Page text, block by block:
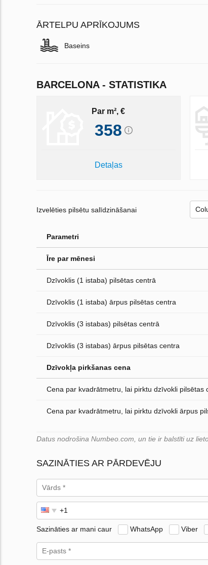
ĀRTELPU APRĪKOJUMS
Baseins
BARCELONA - STATISTIKA
Par m², €
358
Detaļas
Izvelēties pilsētu salīdzināšanai
Parametri
Īre par mēnesi
Dzīvoklis (1 istaba) pilsētas centrā
Dzīvoklis (1 istaba) ārpus pilsētas centra
Dzīvoklis (3 istabas) pilsētas centrā
Dzīvoklis (3 istabas) ārpus pilsētas centra
Dzīvokļa pirkšanas cena
Cena par kvadrātmetru, lai pirktu dzīvokli pilsētas
Cena par kvadrātmetru, lai pirktu dzīvokli ārpus
Datus nodrošina Numbeo.com, un tie ir balstīti uz
SAZINĀTIES AR PĀRDEVĒJU
Sazināties ar mani caur WhatsApp Viber